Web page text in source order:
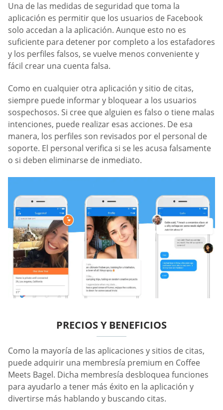
Una de las medidas de seguridad que toma la
aplicación es permitir que los usuarios de Facebook
solo accedan a la aplicación. Aunque esto no es
suficiente para detener por completo a los estafadores
y los perfiles falsos, se vuelve menos conveniente y
fácil crear una cuenta falsa.
Como en cualquier otra aplicación y sitio de citas,
siempre puede informar y bloquear a los usuarios
sospechosos. Si cree que alguien es falso o tiene malas
intenciones, puede realizar esas acciones. De esa
manera, los perfiles son revisados por el personal de
soporte. El personal verifica si se les acusa falsamente
o si deben eliminarse de inmediato.
PRECIOS Y BENEFICIOS
Como la mayoría de las aplicaciones y sitios de citas,
puede adquirir una membresía premium en Coffee
Meets Bagel. Dicha membresía desbloquea funciones
para ayudarlo a tener más éxito en la aplicación y
divertirse más hablando y buscando citas.